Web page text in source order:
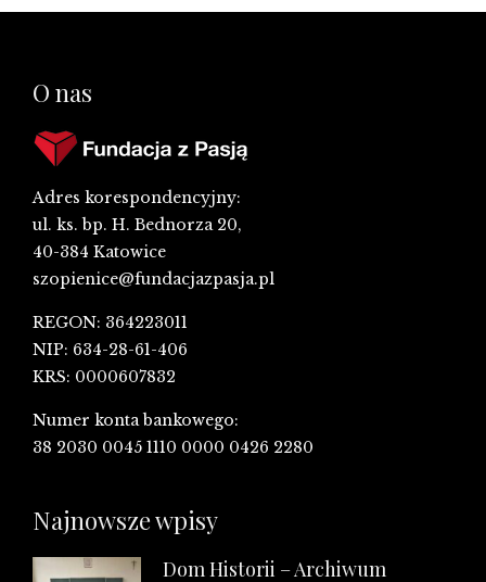
O nas
Adres korespondencyjny:
ul. ks. bp. H. Bednorza 20,
40-384 Katowice
szopienice@fundacjazpasja.pl
REGON: 364223011
NIP: 634-28-61-406
KRS: 0000607832
Numer konta bankowego:
38 2030 0045 1110 0000 0426 2280
Najnowsze wpisy
Dom Historii – Archiwum